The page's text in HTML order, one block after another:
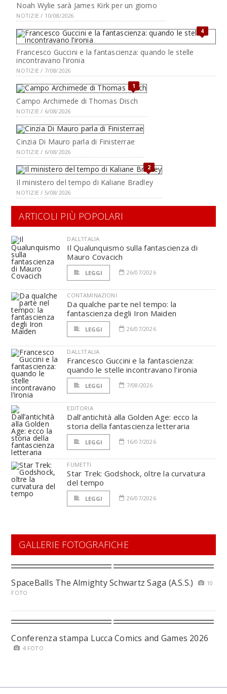
Noah Wylie sarà James Kirk per un giorno
NOTIZIE / 10/08/2026
4
Francesco Guccini e la fantascienza: quando le stelle
incontravano l’ironia
NOTIZIE / 7/08/2026
1
Campo Archimede di Thomas Disch
NOTIZIE / 6/08/2026
Cinzia Di Mauro parla di Finisterrae
NOTIZIE / 6/08/2026
2
Il ministero del tempo di Kaliane Bradley
NOTIZIE / 5/08/2026
ARTICOLI PIÙ POPOLARI
DALL'ITALIA
Il Qualunquismo sulla fantascienza di
Mauro Covacich
LEGGI 26/07/2026
CONTAMINAZIONI
Da qualche parte nel tempo: la
fantascienza degli Iron Maiden
LEGGI 26/07/2026
DALL'ITALIA
Francesco Guccini e la fantascienza:
quando le stelle incontravano l’ironia
LEGGI 7/08/2026
EDITORIA
Dall’antichità alla Golden Age: ecco la
storia della fantascienza letteraria
LEGGI 16/07/2026
FUMETTI
Star Trek: Godshock, oltre la curvatura
del tempo
LEGGI 26/07/2026
GALLERIE FOTOGRAFICHE
SpaceBalls The Almighty Schwartz Saga (A.S.S.)
10
FOTO
Conferenza stampa Lucca Comics and Games 2026
4 FOTO